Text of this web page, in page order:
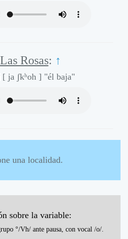
Rosas: ↑
[ ja ʃkʰoh ] "él baja"
una localidad.
sobre la variable:
°/Vh/ ante pausa, con vocal /o/.